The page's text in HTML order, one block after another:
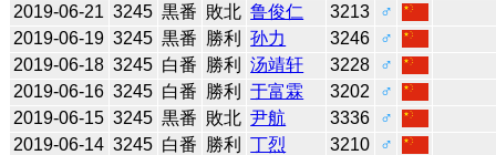
2019-06-21 3245 黒番 敗北 鲁俊仁 3213
♂
2019-06-19 3245 黒番 勝利 孙力 3246
♂
2019-06-18 3245 白番 勝利 汤靖轩 3228
♂
2019-06-16 3245 白番 勝利 于富霖 3202
♂
2019-06-15 3245 黒番 敗北 尹航 3336
♂
2019-06-14 3245 白番 勝利 丁烈 3210
♂